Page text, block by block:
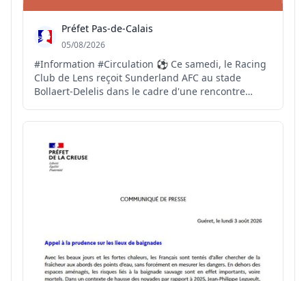
Préfet Pas-de-Calais
05/08/2026
#Information #Circulation ⚽️ Ce samedi, le Racing
Club de Lens reçoit Sunderland AFC au stade
Bollaert-Delelis dans le cadre d'une rencontre
rappeler qu'une partie de l'autoroute A1 est fermée
circulation sont d...